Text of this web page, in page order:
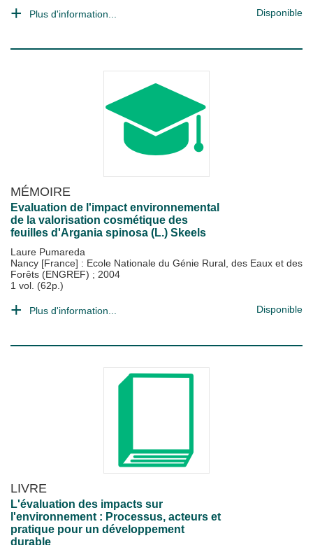
Plus d'information... Disponible
MÉMOIRE
Evaluation de l'impact environnemental
de la valorisation cosmétique des
feuilles d'Argania spinosa (L.) Skeels
Laure Pumareda
Nancy [France] : Ecole Nationale du Génie Rural, des Eaux et des
Forêts (ENGREF) ; 2004
1 vol. (62p.)
Plus d'information... Disponible
LIVRE
L'évaluation des impacts sur
l'environnement : Processus, acteurs et
pratique pour un développement
durable